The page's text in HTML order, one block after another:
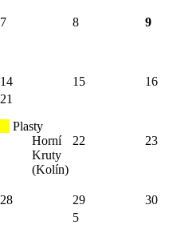
7 8 9
14 15
16
21
Plasty
Horní
Kruty
(Kolín)
22 23
28 29 30
5